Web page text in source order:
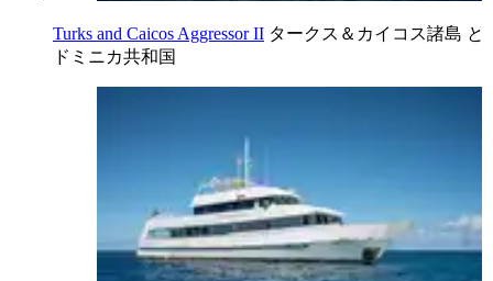
Turks and Caicos Aggressor II タークス＆カイコス諸島 と
ドミニカ共和国